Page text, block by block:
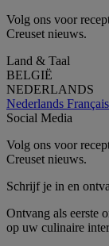
Volg ons voor
Creuset nieuws.
Land & Taal
BELGIË
NEDERLANDS
Nederlands Français
Social Media
Volg ons voor
Creuset nieuws.
Schrijf je in en
Ontvang als eerste
op uw culinaire